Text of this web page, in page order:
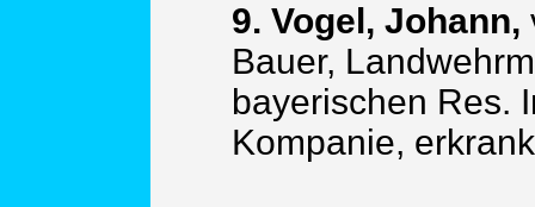
9. Vogel, Johann,
Bauer,
bayerischen Res.
Kompanie,